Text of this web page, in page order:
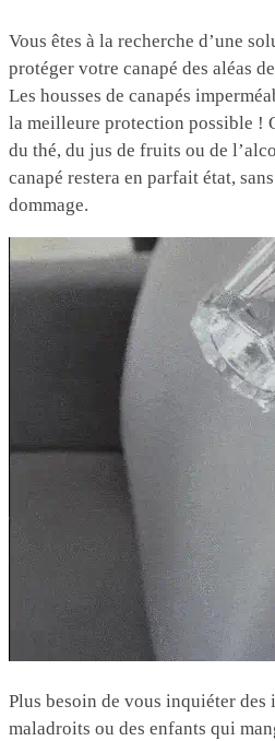
Vous êtes à la recherche d’une
protéger votre canapé des aléas
Les housses de canapés
la meilleure protection possible !
du thé, du jus de fruits ou de
canapé restera en parfait état,
dommage.
Plus besoin de vous inquiéter des
maladroits ou des enfants qui